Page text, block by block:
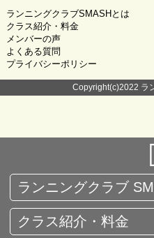
ランニングクラブSMASHとは
クラス紹介・料金
メンバーの声
よくある質問
プライバシーポリシー
Copyright(c)2022 ラ
ランニングクラブ
クラス紹介・料金